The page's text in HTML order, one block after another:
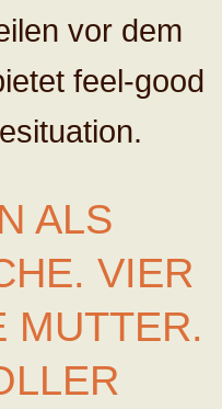
vor dem
feel-good
ALS
VIER
MUTTER.